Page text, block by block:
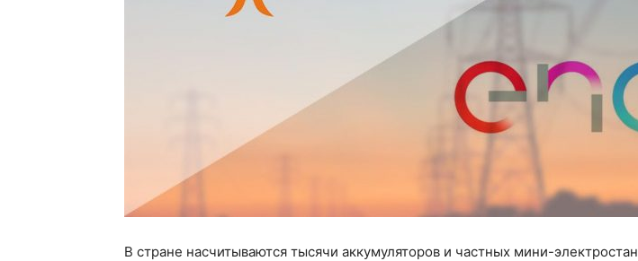
В стране насчитываются тысячи аккумуляторов и частных мини-